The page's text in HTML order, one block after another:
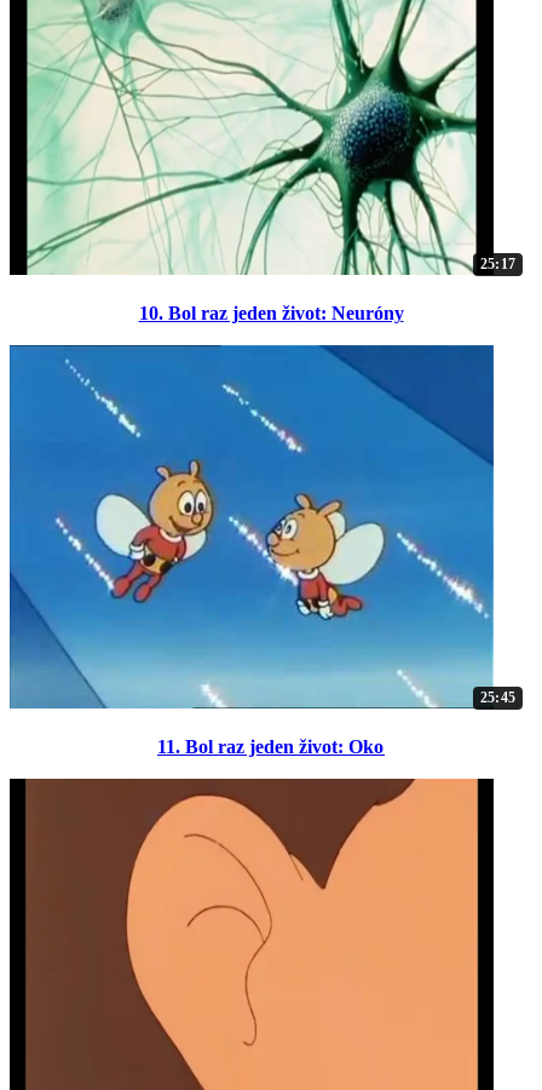
25:17
10. Bol raz jeden život: Neuróny
25:45
11. Bol raz jeden život: Oko